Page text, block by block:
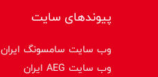
پیوندهای سایت
وب سایت سامسونگ ایران
وب سایت AEG ایران